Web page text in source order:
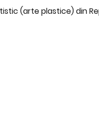
(arte plastice) din